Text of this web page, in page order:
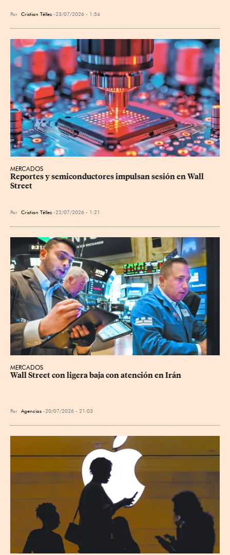
Por Cristian Téllez 23/07/2026 - 1:54
MERCADOS
Reportes y semiconductores impulsan sesión en Wall
Street
Por Cristian Téllez 22/07/2026 - 1:21
MERCADOS
Wall Street con ligera baja con atención en Irán
Por Agencias 20/07/2026 - 21:03